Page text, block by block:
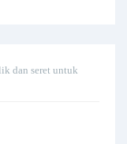
dan seret untuk